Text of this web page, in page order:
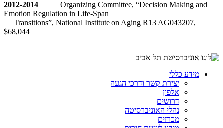
2012-2014 Organizing Committee, “Decision Making and
Emotion Regulation in Life-Span
Transitions”, National Institute on Aging R13 AG043207,
$68,044
מידע כללי
יצירת קשר ודרכי הגעה
אלפון
דרושים
נהלי האוניברסיטה
מכרזים